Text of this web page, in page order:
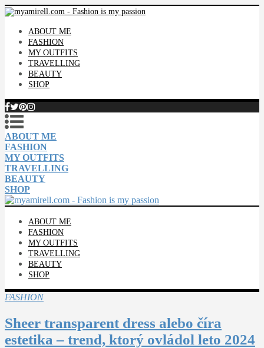
ABOUT ME
FASHION
MY OUTFITS
TRAVELLING
BEAUTY
SHOP
ABOUT ME
FASHION
MY OUTFITS
TRAVELLING
BEAUTY
SHOP
ABOUT ME
FASHION
MY OUTFITS
TRAVELLING
BEAUTY
SHOP
FASHION
Sheer transparent dress alebo číra
estetika – trend, ktorý ovládol leto 2024